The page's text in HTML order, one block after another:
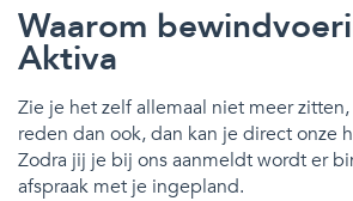
Waarom
Aktiva
Zie je het zelf allemaal niet meer
reden dan ook, dan kan je direct onze
Zodra jij je bij ons aanmeldt wordt er
afspraak met je ingepland.